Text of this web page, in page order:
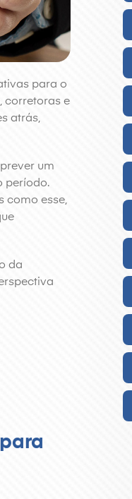
para o
corretoras e
atrás,
um
período.
como esse,
da